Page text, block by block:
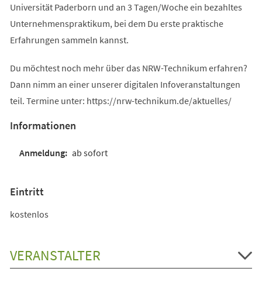
Universität Paderborn und an 3 Tagen/Woche ein bezahltes
Unternehmenspraktikum, bei dem Du erste praktische
Erfahrungen sammeln kannst.
Du möchtest noch mehr über das NRW-Technikum erfahren?
Dann nimm an einer unserer digitalen Infoveranstaltungen
teil. Termine unter: https://nrw-technikum.de/aktuelles/
Informationen
ab sofort
Eintritt
kostenlos
VERANSTALTER